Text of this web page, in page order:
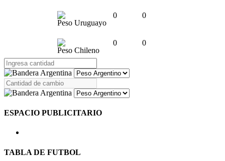
Peso Uruguayo
0 0
Peso Chileno
0 0
ESPACIO PUBLICITARIO
TABLA DE FUTBOL